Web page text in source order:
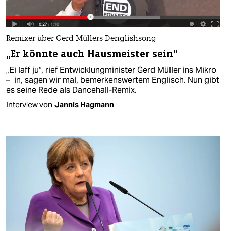
Remixer über Gerd Müllers Denglishsong
„Er könnte auch Hausmeister sein“
„Ei laff ju“, rief Entwicklungminister Gerd Müller ins Mikro
– in, sagen wir mal, bemerkenswertem Englisch. Nun gibt
es seine Rede als Dancehall-Remix.
Interview von Jannis Hagmann